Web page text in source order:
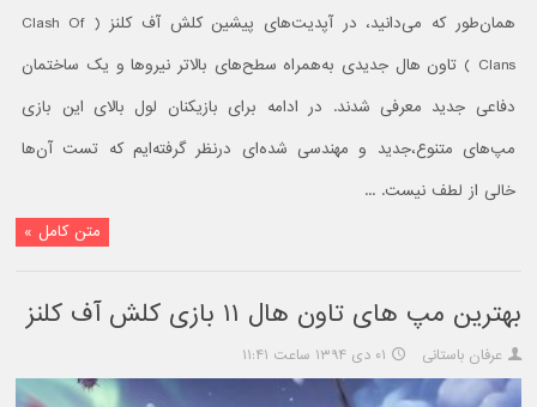
همان‌طور که می‌دانید، در آپدیت‌های پیشین کلش آف کلنز ( Clash Of
Clans ) تاون هال جدیدی به‌همراه سطح‌های بالاتر نیروها و یک ساختمان
دفاعی جدید معرفی شدند. در ادامه برای بازیکنان لول بالای این بازی
مپ‌های متنوع،جدید و مهندسی شده‌ای درنظر گرفته‌ایم که تست آن‌ها
خالی از لطف نیست. ...
متن کامل »
بهترین مپ های تاون هال ۱۱ بازی کلش آف کلنز
عرفان باستانی ۰۱ دی ۱۳۹۴ ساعت ۱۱:۴۱